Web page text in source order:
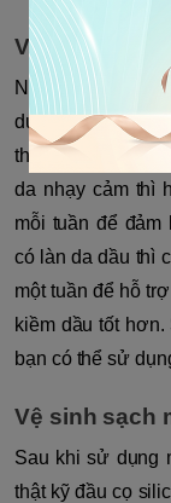
Với những
Những người
dụng máy ở tần
thể thích ứng.
da nhạy cảm thì
mỗi tuần để
có làn da dầu thì
một tuần để hỗ
kiềm dầu tốt
bạn có thể sử
Vệ sinh sạch
Sau khi sử dụng
thật kỹ đầu cọ